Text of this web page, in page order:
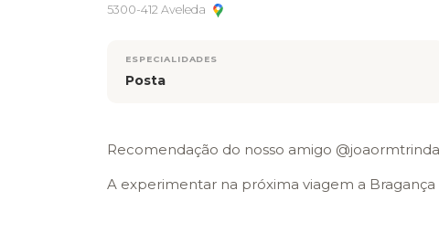
5300-412 Aveleda
ESPECIALIDADES
Posta
Recomendação do nosso amigo
A experimentar na próxima viagem a